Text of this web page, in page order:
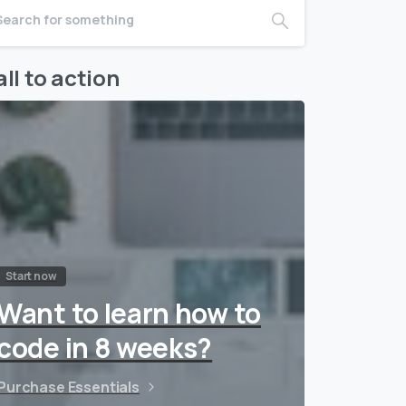
to action
Start now
to learn how to
in 8 weeks?
Essentials